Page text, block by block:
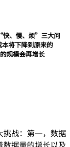
快、慢、烦”三大问
将下降到原来的
规模会再增长
挑战：第一，数据
据量的增长以及